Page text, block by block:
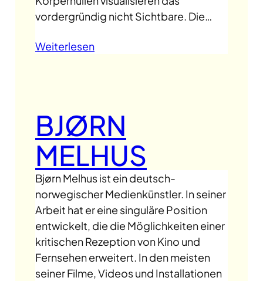
vordergründig nicht Sichtbare. Die…
Weiterlesen
BJØRN
MELHUS
Bjørn Melhus ist ein deutsch-
norwegischer Medienkünstler. In seiner
Arbeit hat er eine singuläre Position
entwickelt, die die Möglichkeiten einer
kritischen Rezeption von Kino und
Fernsehen erweitert. In den meisten
seiner Filme, Videos und Installationen